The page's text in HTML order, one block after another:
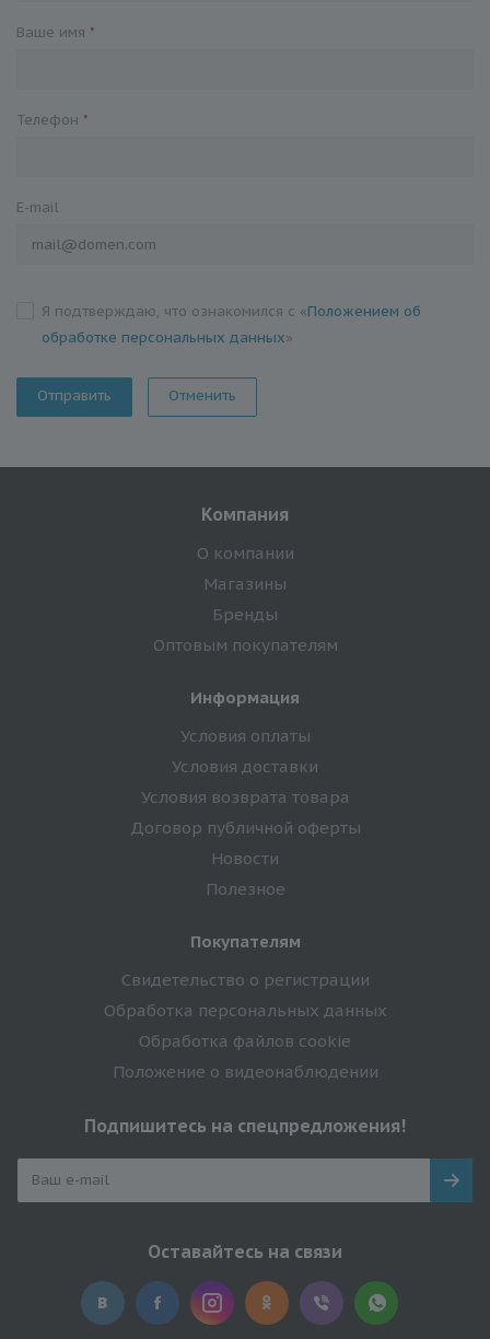
Ваше имя *
Телефон *
E-mail
Я подтверждаю, что ознакомился с «Положением об
обработке персональных данных»
Отменить
Компания
О компании
Магазины
Бренды
Оптовым покупателям
Информация
Условия оплаты
Условия доставки
Условия возврата товара
Договор публичной оферты
Новости
Полезное
Покупателям
Свидетельство о регистрации
Обработка персональных данных
Обработка файлов cookie
Положение о видеонаблюдении
Подпишитесь на спецпредложения!
Оставайтесь на связи